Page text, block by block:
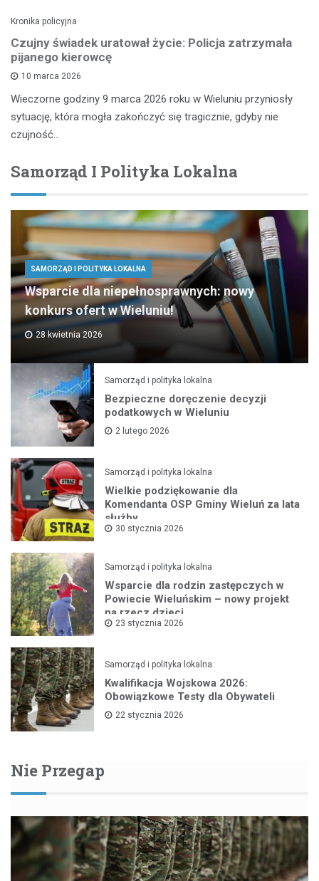
Kronika policyjna
Czujny świadek uratował życie: Policja zatrzymała
pijanego kierowcę
10 marca 2026
Wieczorne godziny 9 marca 2026 roku w Wieluniu przyniosły
sytuację, która mogła zakończyć się tragicznie, gdyby nie
czujność…
Samorząd I Polityka Lokalna
SAMORZĄD I POLITYKA LOKALNA
Wsparcie dla niepełnosprawnych: nowy
konkurs ofert w Wieluniu!
28 kwietnia 2026
Samorząd i polityka lokalna
Bezpieczne doręczenie decyzji
podatkowych w Wieluniu
2 lutego 2026
Samorząd i polityka lokalna
Wielkie podziękowanie dla
Komendanta OSP Gminy Wieluń za lata
służby
30 stycznia 2026
Samorząd i polityka lokalna
Wsparcie dla rodzin zastępczych w
Powiecie Wieluńskim – nowy projekt
na rzecz dzieci
23 stycznia 2026
Samorząd i polityka lokalna
Kwalifikacja Wojskowa 2026:
Obowiązkowe Testy dla Obywateli
22 stycznia 2026
Nie Przegap